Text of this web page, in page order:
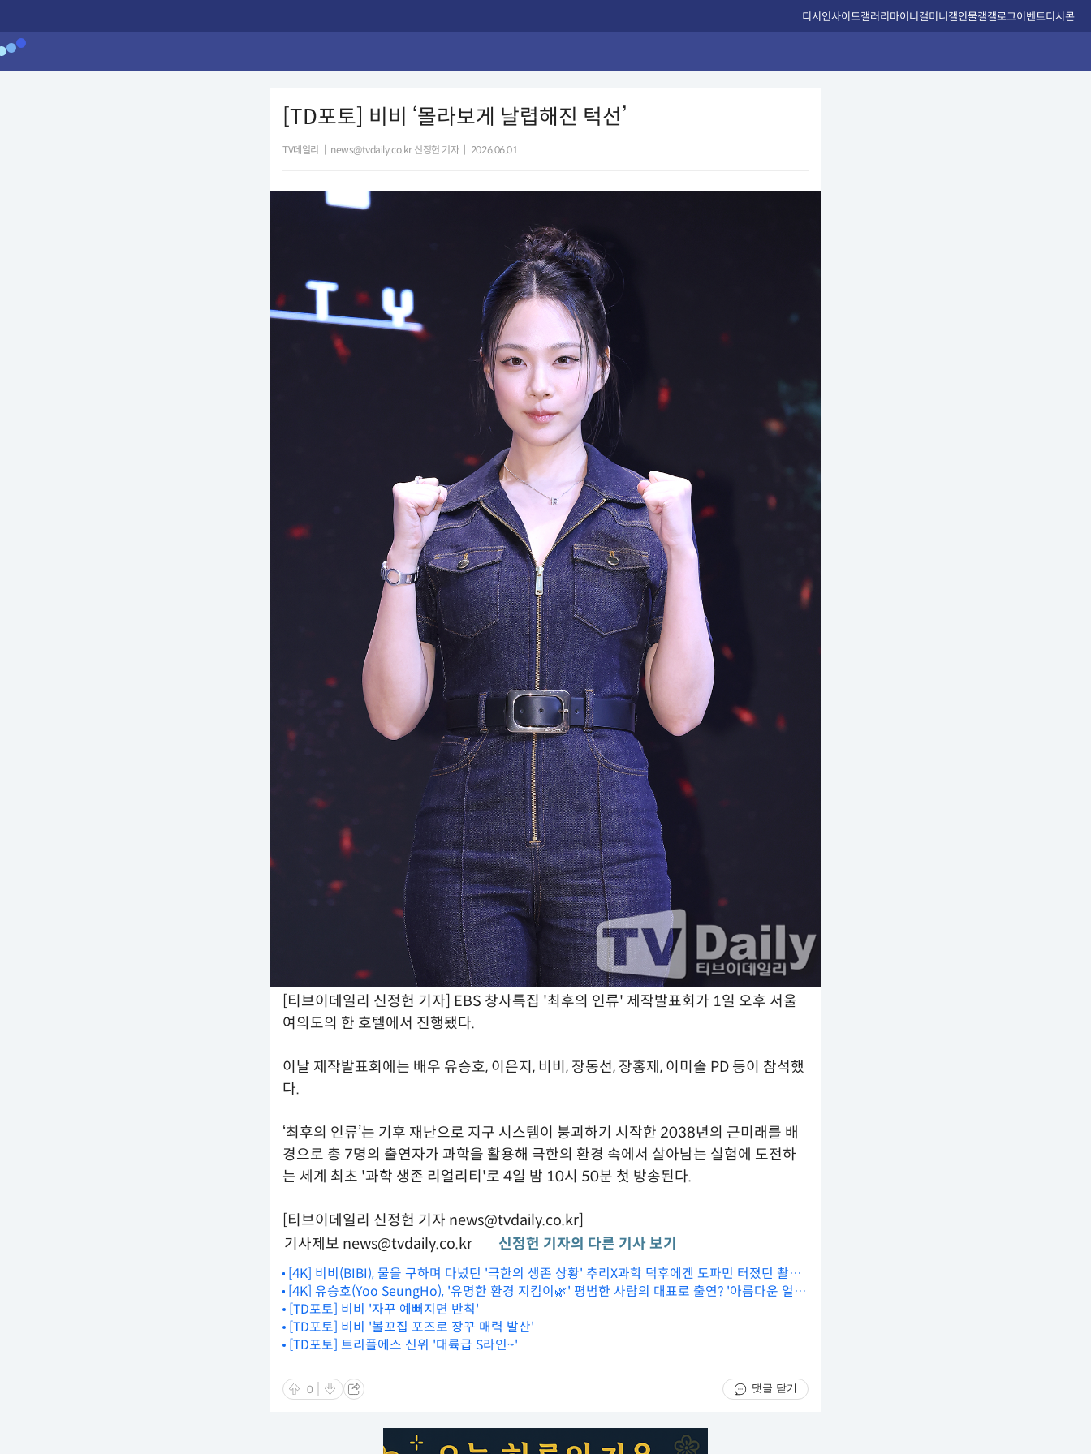
디시인사이드갤러리마이너갤미니갤인물갤갤로그이벤트디시콘
[TD포토] 비비 ‘몰라보게 날렵해진 턱선’
TV데일리 news@tvdaily.co.kr 신정헌 기자 2026.06.01
[티브이데일리 신정헌 기자] EBS 창사특집 '최후의 인류' 제작발표회가 1일 오후 서울
여의도의 한 호텔에서 진행됐다.
이날 제작발표회에는 배우 유승호, 이은지, 비비, 장동선, 장홍제, 이미솔 PD 등이 참석했
다.
‘최후의 인류’는 기후 재난으로 지구 시스템이 붕괴하기 시작한 2038년의 근미래를 배
경으로 총 7명의 출연자가 과학을 활용해 극한의 환경 속에서 살아남는 실험에 도전하
는 세계 최초 '과학 생존 리얼리티'로 4일 밤 10시 50분 첫 방송된다.
[티브이데일리 신정헌 기자 news@tvdaily.co.kr]
기사제보 news@tvdaily.co.kr 신정헌 기자의 다른 기사 보기
[4K] 비비(BIBI), 물을 구하며 다녔던 '극한의 생존 상황' 추리X과학 덕후에겐 도파민 터졌던 촬영
현장🔥('최후의 인류' 제작발표회)
[4K] 유승호(Yoo SeungHo), '유명한 환경 지킴이🌿' 평범한 사람의 대표로 출연? '아름다운 얼굴
이 재능이야~😍' ('최후의 인류' 제작발표회)
[TD포토] 비비 '자꾸 예뻐지면 반칙'
[TD포토] 비비 '볼꼬집 포즈로 장꾸 매력 발산'
[TD포토] 트리플에스 신위 '대륙급 S라인~'
0 댓글 닫기